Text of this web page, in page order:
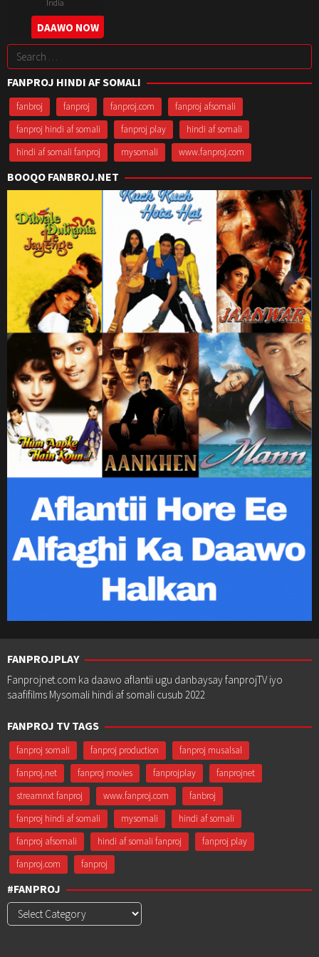
India
17
Jun
2022
Vishnu
Raghav
DAAWO NOW
Search
for:
FANPROJ HINDI AF SOMALI
fanbroj fanproj fanproj.com
fanproj afsomali
fanproj hindi af somali
fanproj play
hindi af somali
hindi af somali fanproj
mysomali www.fanproj.com
BOOQO FANBROJ.NET
FANPROJPLAY
Fanprojnet.com ka daawo aflantii ugu danbaysay fanprojTV iyo
saafifilms Mysomali hindi af somali cusub 2022
FANPROJ TV TAGS
fanproj somali fanproj production
fanproj musalsal
fanproj.net
fanproj movies fanprojplay
fanprojnet
streamnxt fanproj
www.fanproj.com
fanbroj
fanproj hindi af somali
mysomali
hindi af somali
fanproj afsomali
hindi af somali fanproj
fanproj play
fanproj.com
fanproj
#FANPROJ
#Fanproj